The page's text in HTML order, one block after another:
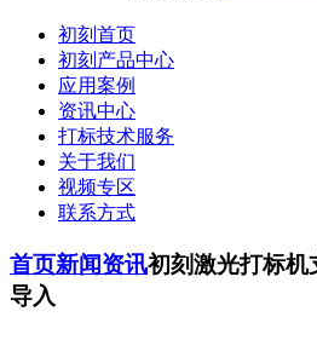
初刻首页
初刻产品中心
应用案例
资讯中心
打标技术服务
关于我们
视频专区
联系方式
首页新闻资讯初刻激光打标
导入